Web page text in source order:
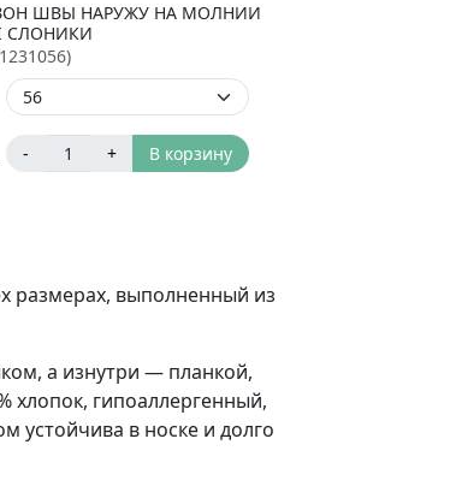
ШВЫ НАРУЖУ НА МОЛНИИ
СЛОНИКИ
)
- + В корзину
размерах, выполненный из
а изнутри — планкой,
гипоаллергенный,
устойчива в носке и долго